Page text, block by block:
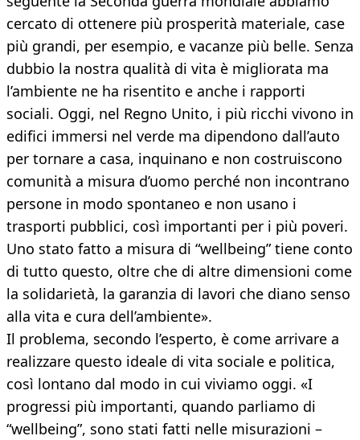
cercato di ottenere più prosperità materiale, case
più grandi, per esempio, e vacanze più belle. Senza
dubbio la nostra qualità di vita è migliorata ma
l’ambiente ne ha risentito e anche i rapporti
sociali. Oggi, nel Regno Unito, i più ricchi vivono in
edifici immersi nel verde ma dipendono dall’auto
per tornare a casa, inquinano e non costruiscono
comunità a misura d’uomo perché non incontrano
persone in modo spontaneo e non usano i
trasporti pubblici, così importanti per i più poveri.
Uno stato fatto a misura di “wellbeing” tiene conto
di tutto questo, oltre che di altre dimensioni come
la solidarietà, la garanzia di lavori che diano senso
alla vita e cura dell’ambiente».
Il problema, secondo l’esperto, è come arrivare a
realizzare questo ideale di vita sociale e politica,
così lontano dal modo in cui viviamo oggi. «I
progressi più importanti, quando parliamo di
“wellbeing”, sono stati fatti nelle misurazioni –